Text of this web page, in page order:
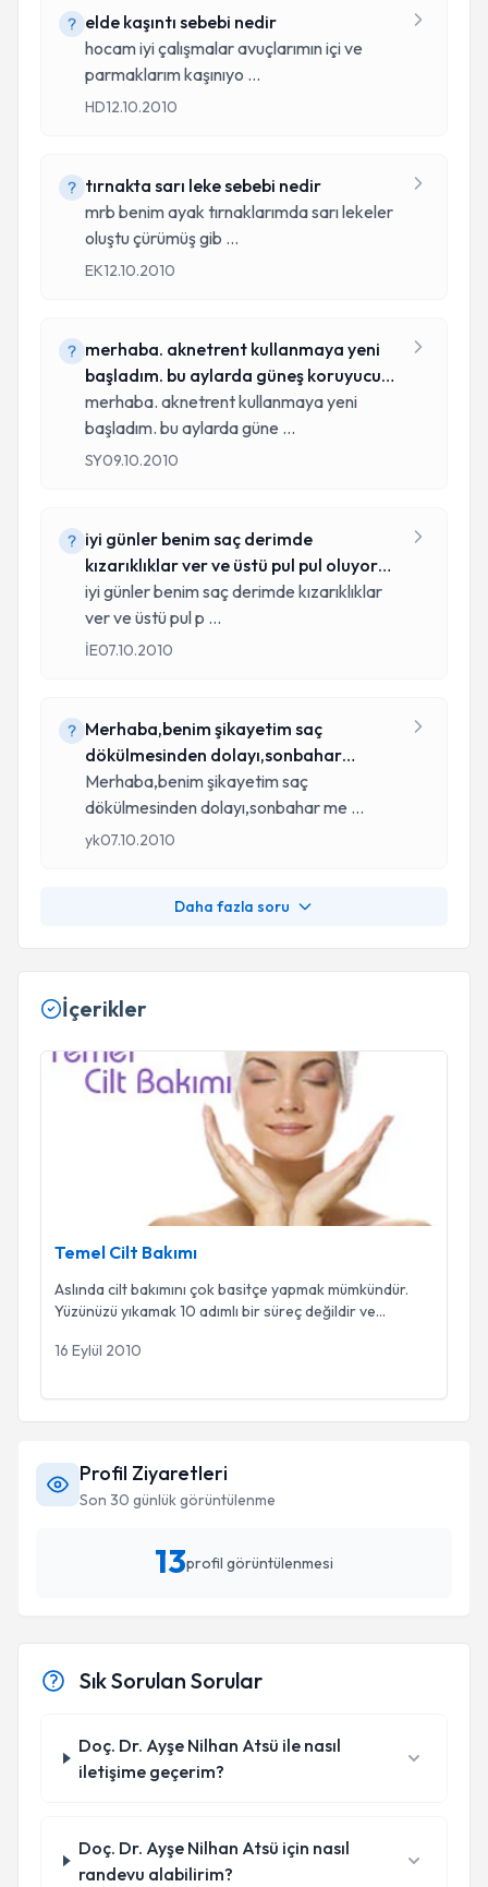
elde kaşıntı sebebi nedir
hocam iyi çalışmalar avuçlarımın içi ve
parmaklarım kaşınıyo ...
HD12.10.2010
tırnakta sarı leke sebebi nedir
mrb benim ayak tırnaklarımda sarı lekeler
oluştu çürümüş gib ...
EK12.10.2010
merhaba. aknetrent kullanmaya yeni
başladım. bu aylarda güneş koruyucu
kull
merhaba. aknetrent kullanmaya yeni
başladım. bu aylarda güne ...
SY09.10.2010
iyi günler benim saç derimde
kızarıklıklar ver ve üstü pul pul oluyor
sonra
iyi günler benim saç derimde kızarıklıklar
ver ve üstü pul p ...
İE07.10.2010
Merhaba,benim şikayetim saç
dökülmesinden dolayı,sonbahar
mevsimlerine geçi
Merhaba,benim şikayetim saç
dökülmesinden dolayı,sonbahar me ...
yk07.10.2010
Daha fazla soru
İçerikler
Temel Cilt Bakımı
Temel Cilt Bakımı
Aslında cilt bakımını çok basitçe yapmak mümkündür.
Yüzünüzü yıkamak 10 adımlı bir süreç değildir ve...
16 Eylül 2010
Profil Ziyaretleri
Son 30 günlük görüntülenme
13profil görüntülenmesi
Sık Sorulan Sorular
Doç. Dr. Ayşe Nilhan Atsü ile nasıl
iletişime geçerim?
Doç. Dr. Ayşe Nilhan Atsü için nasıl
randevu alabilirim?